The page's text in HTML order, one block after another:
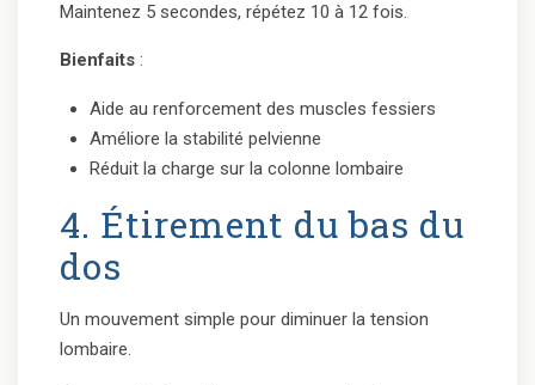
Maintenez 5 secondes, répétez 10 à 12 fois.
Bienfaits :
Aide au renforcement des muscles fessiers
Améliore la stabilité pelvienne
Réduit la charge sur la colonne lombaire
4. Étirement du bas du
dos
Un mouvement simple pour diminuer la tension
lombaire.